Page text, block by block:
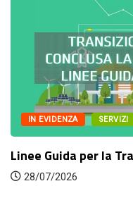
IN EVIDENZA SERVIZI
Linee Guida per la
28/07/2026